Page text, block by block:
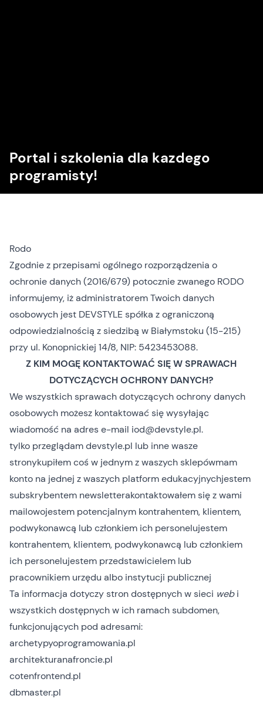
Portal i szkolenia dla kazdego
programisty!
Rodo
Zgodnie z przepisami ogólnego rozporządzenia o
ochronie danych (2016/679) potocznie zwanego RODO
informujemy, iż administratorem Twoich danych
osobowych jest DEVSTYLE spółka z ograniczoną
odpowiedzialnością z siedzibą w Białymstoku (15-215)
przy ul. Konopnickiej 14/8, NIP: 5423453088.
Z KIM MOGĘ KONTAKTOWAĆ SIĘ W SPRAWACH
DOTYCZĄCYCH OCHRONY DANYCH?
We wszystkich sprawach dotyczących ochrony danych
osobowych możesz kontaktować się wysyłając
wiadomość na adres e-mail iod@devstyle.pl.
tylko przeglądam devstyle.pl lub inne wasze
stronykupiłem coś w jednym z waszych sklepówmam
konto na jednej z waszych platform edukacyjnychjestem
subskrybentem newsletterakontaktowałem się z wami
mailowojestem potencjalnym kontrahentem, klientem,
podwykonawcą lub członkiem ich personelujestem
kontrahentem, klientem, podwykonawcą lub członkiem
ich personelujestem przedstawicielem lub
pracownikiem urzędu albo instytucji publicznej
Ta informacja dotyczy stron dostępnych w sieci web i
wszystkich dostępnych w ich ramach subdomen,
funkcjonujących pod adresami:
archetypyoprogramowania.pl
architekturanafroncie.pl
cotenfrontend.pl
dbmaster.pl